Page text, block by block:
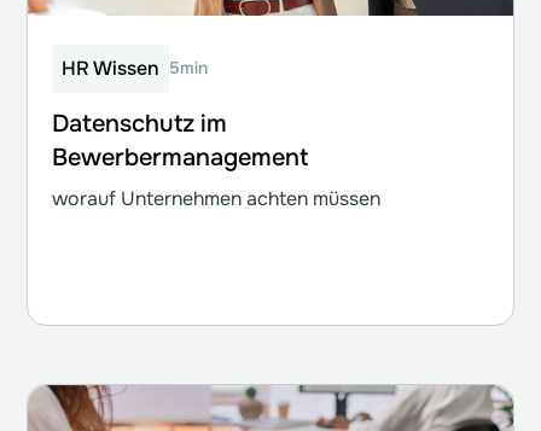
HR Wissen 5min
Datenschutz im
Bewerbermanagement
worauf Unternehmen achten müssen